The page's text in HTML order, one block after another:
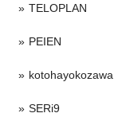
TELOPLAN
PEIEN
kotohayokozawa
SERi9